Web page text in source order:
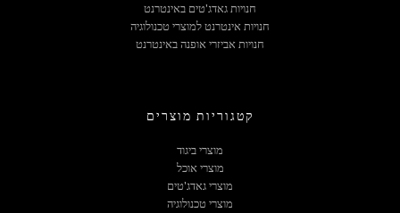
חנויות גאדג'טים באינטרנט
חנויות אינטרנט למוצרי טכנולוגיה
חנויות אביזרי אופנה באינטרנט
קטגוריות מוצרים
מוצרי ביגוד
מוצרי אוכל
מוצרי גאדג'טים
מוצרי טכנולוגיה